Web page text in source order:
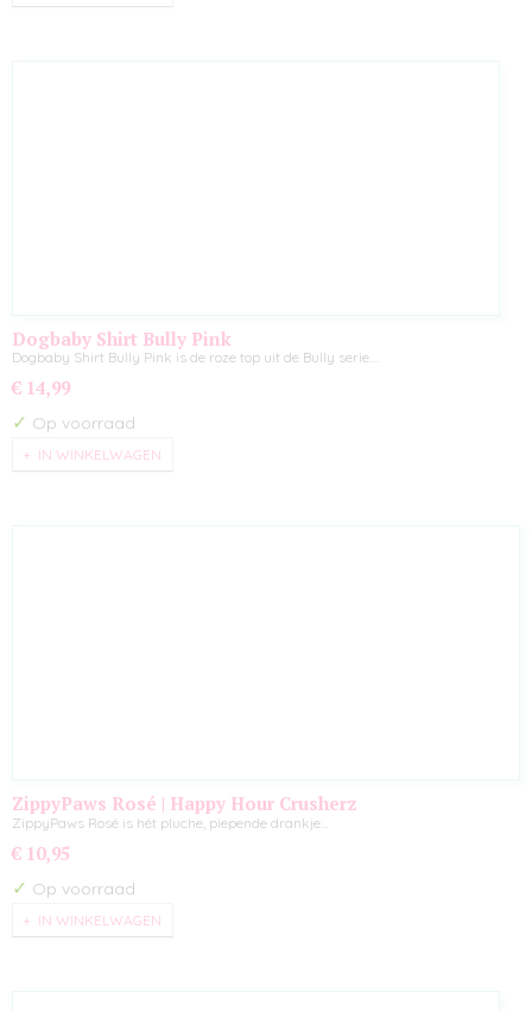
Dogbaby Shirt Bully Pink
Dogbaby Shirt Bully Pink is de roze top uit de Bully serie.…
€ 14,99
✓ Op voorraad
IN WINKELWAGEN
ZippyPaws Rosé | Happy Hour Crusherz
ZippyPaws Rosé is hét pluche, piepende drankje…
€ 10,95
✓ Op voorraad
IN WINKELWAGEN